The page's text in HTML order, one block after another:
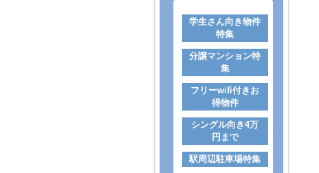
学生さん向き物件
特集
分譲マンション特
集
フリーwifi付きお
得物件
シングル向き4万
円まで
駅周辺駐車場特集